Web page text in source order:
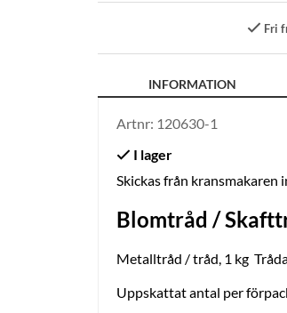
Fri
INFORMATION
Artnr: 120630-1
Skickas från kransmakaren
Blomtråd /
Metalltråd / tråd, 1 kg
Uppskattat antal per